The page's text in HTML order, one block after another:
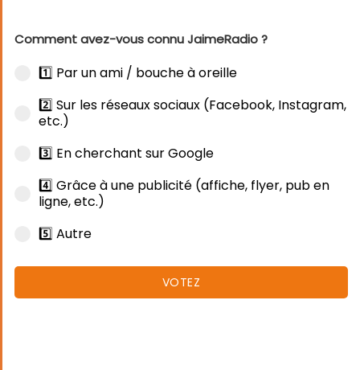
Comment avez-vous connu JaimeRadio ?
1️⃣ Par un ami / bouche à oreille
2️⃣ Sur les réseaux sociaux (Facebook, Instagram,
etc.)
3️⃣ En cherchant sur Google
4️⃣ Grâce à une publicité (affiche, flyer, pub en
ligne, etc.)
5️⃣ Autre
VOTEZ